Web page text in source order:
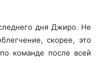
дня Джиро. Не
скорее, это
команде после всей